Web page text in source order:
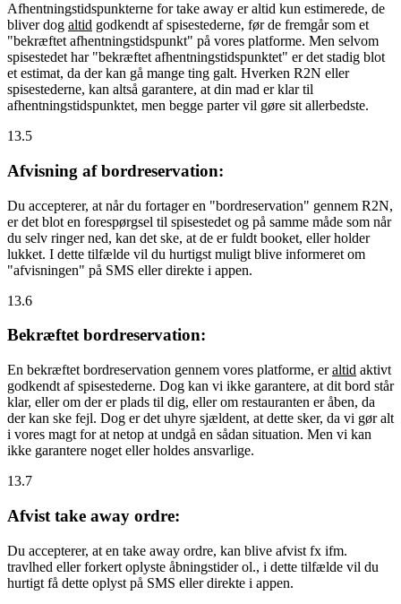
Afhentningstidspunkterne for take away er altid kun estimerede, de
bliver dog altid godkendt af spisestederne, før de fremgår som et
"bekræftet afhentningstidspunkt" på vores platforme. Men selvom
spisestedet har "bekræftet afhentningstidspunktet" er det stadig blot
et estimat, da der kan gå mange ting galt. Hverken R2N eller
spisestederne, kan altså garantere, at din mad er klar til
afhentningstidspunktet, men begge parter vil gøre sit allerbedste.
13.5
Afvisning af bordreservation:
Du accepterer, at når du fortager en "bordreservation" gennem R2N,
er det blot en forespørgsel til spisestedet og på samme måde som når
du selv ringer ned, kan det ske, at de er fuldt booket, eller holder
lukket. I dette tilfælde vil du hurtigst muligt blive informeret om
"afvisningen" på SMS eller direkte i appen.
13.6
Bekræftet bordreservation:
En bekræftet bordreservation gennem vores platforme, eraltid aktivt
godkendt af spisestederne. Dog kan vi ikke garantere, at dit bord står
klar, eller om der er plads til dig, eller om restauranten er åben, da
der kan ske fejl. Dog er det uhyre sjældent, at dette sker, da vi gør alt
i vores magt for at netop at undgå en sådan situation. Men vi kan
ikke garantere noget eller holdes ansvarlige.
13.7
Afvist take away ordre:
Du accepterer, at en take away ordre, kan blive afvist fx ifm.
travlhed eller forkert oplyste åbningstider ol., i dette tilfælde vil du
hurtigt få dette oplyst på SMS eller direkte i appen.